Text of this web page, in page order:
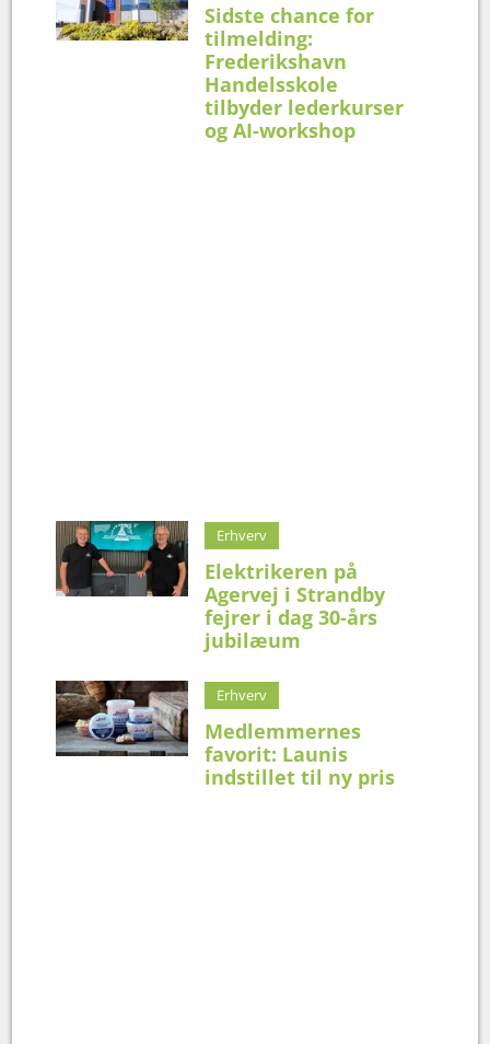
Sidste chance for
tilmelding:
Frederikshavn
Handelsskole
tilbyder lederkurser
og AI-workshop
Erhverv
Elektrikeren på
Agervej i Strandby
fejrer i dag 30-års
jubilæum
Erhverv
Medlemmernes
favorit: Launis
indstillet til ny pris